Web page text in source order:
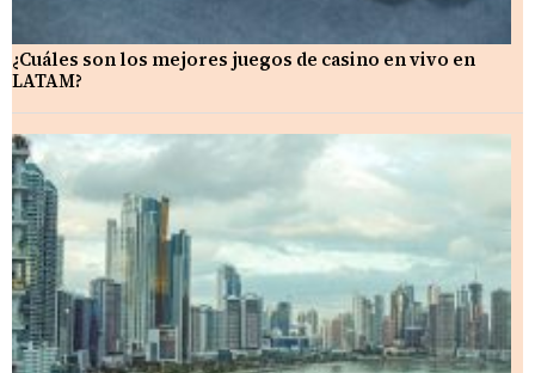
¿Cuáles son los mejores juegos de casino en vivo en
LATAM?